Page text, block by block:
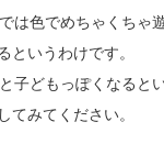
は色でめちゃくちゃ
というわけです。
子どもっぽくなると
てみてください。